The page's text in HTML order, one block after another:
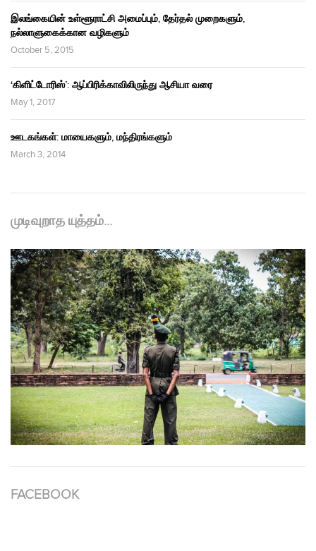
இலங்கையின் உள்ளூராட்சி அமைப்பும், தேர்தல் முறைகளும்,
நல்லாளுகைக்கான வழிகளும்
October 5, 2015
‘கிளிட்டோரிஸ்’: ஆப்பிரிக்காவிலிருந்து ஆசியா வரை
May 1, 2017
ஊடகங்கள்: மாயைகளும், மந்திரங்களும்
March 3, 2014
முடிவுறாத யுத்தம்…
FACEBOOK